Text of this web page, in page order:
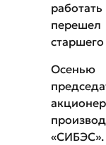
перешел
Осенью
«СИБЭС».